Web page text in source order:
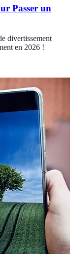
Passer un
divertissement
en 2026 !